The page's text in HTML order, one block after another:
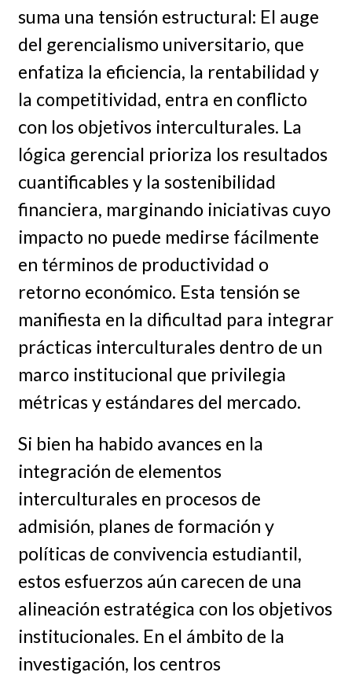
suma una tensión estructural: El auge
del gerencialismo universitario, que
enfatiza la eficiencia, la rentabilidad y
la competitividad, entra en conflicto
con los objetivos interculturales. La
lógica gerencial prioriza los resultados
cuantificables y la sostenibilidad
financiera, marginando iniciativas cuyo
impacto no puede medirse fácilmente
en términos de productividad o
retorno económico. Esta tensión se
manifiesta en la dificultad para integrar
prácticas interculturales dentro de un
marco institucional que privilegia
métricas y estándares del mercado.
Si bien ha habido avances en la
integración de elementos
interculturales en procesos de
admisión, planes de formación y
políticas de convivencia estudiantil,
estos esfuerzos aún carecen de una
alineación estratégica con los objetivos
institucionales. En el ámbito de la
investigación, los centros